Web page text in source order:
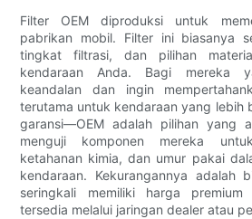
Filter OEM diproduksi untuk
pabrikan mobil. Filter ini biasanya
tingkat filtrasi, dan pilihan
kendaraan Anda. Bagi mereka
keandalan dan ingin
terutama untuk kendaraan yang lebih
garansi—OEM adalah pilihan yang
menguji komponen mereka
ketahanan kimia, dan umur pakai
kendaraan. Kekurangannya adalah
seringkali memiliki harga
tersedia melalui jaringan dealer atau